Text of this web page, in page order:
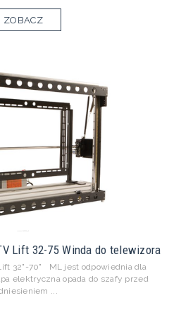
ZOBACZ
Lift 32-75 Winda do telewizora
32"-70" ML jest odpowiednia dla
elektryczna opada do szafy przed
...